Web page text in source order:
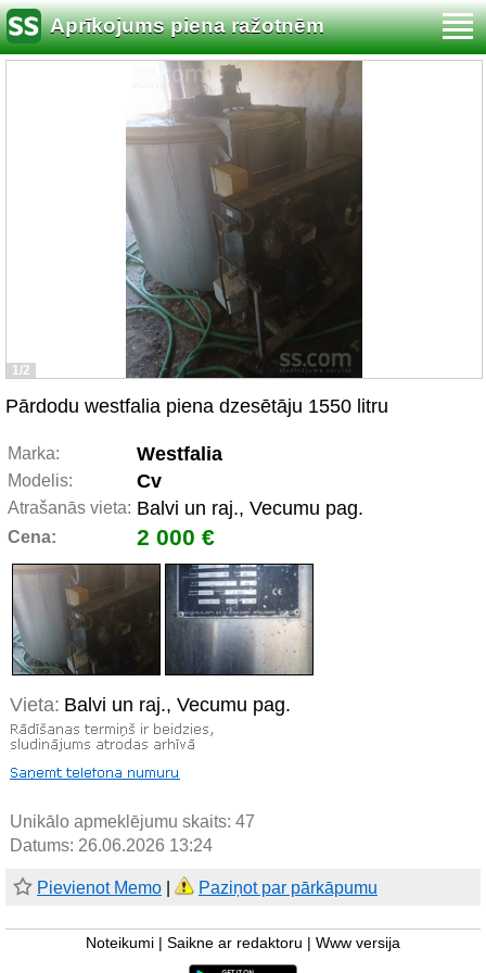
Aprīkojums piena ražotnēm
1/2
Pārdodu westfalia piena dzesētāju 1550 litru
Marka: Westfalia
Modelis: Cv
Atrašanās vieta: Balvi un raj., Vecumu pag.
Cena: 2 000 €
Vieta: Balvi un raj., Vecumu pag.
Unikālo apmeklējumu skaits: 47
Datums: 26.06.2026 13:24
Pievienot Memo Paziņot par pārkāpumu
Noteikumi Saikne ar redaktoru Www versija